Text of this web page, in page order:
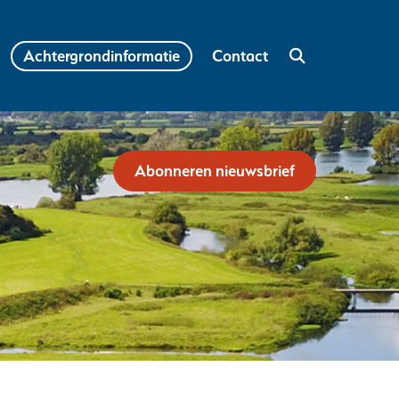
Nieuws
Uitklappen
Achtergrondinformatie
Achtergrondinformatie
Contact
Abonneren nieuwsbrief